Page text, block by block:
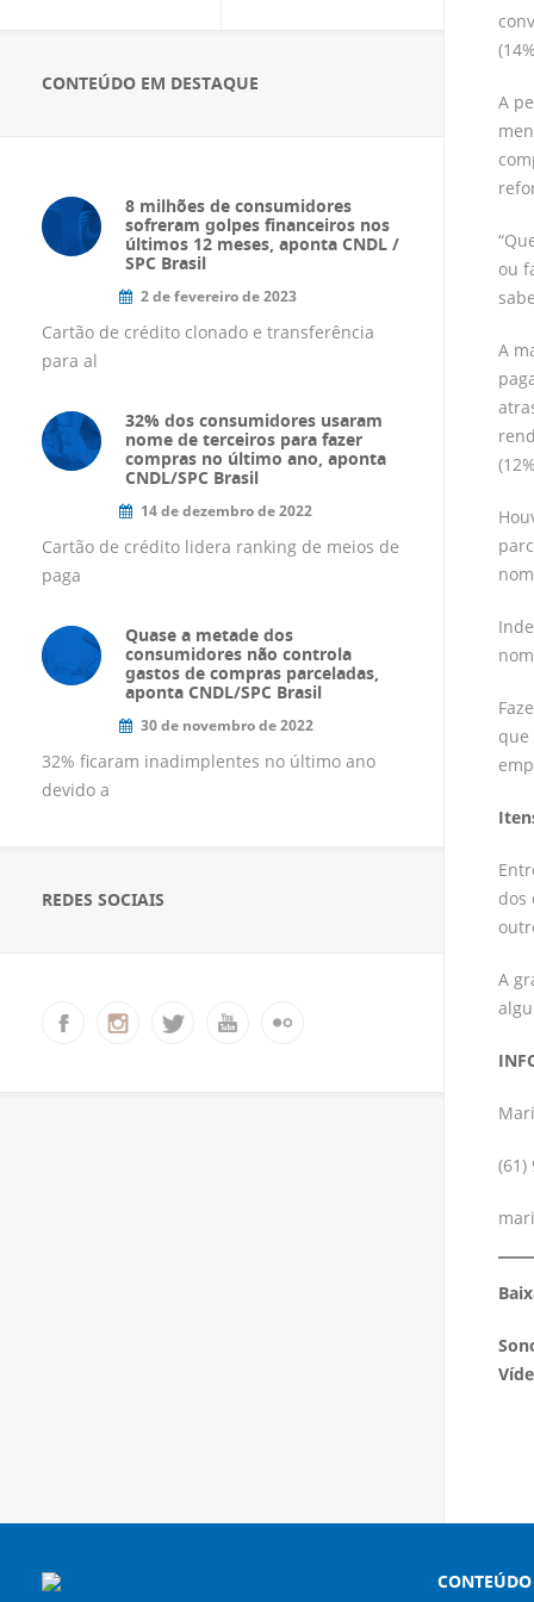
CONTEÚDO EM DESTAQUE
8 milhões de consumidores
sofreram golpes financeiros nos
últimos 12 meses, aponta CNDL /
SPC Brasil
2 de fevereiro de 2023
Cartão de crédito clonado e transferência
para al
32% dos consumidores usaram
nome de terceiros para fazer
compras no último ano, aponta
CNDL/SPC Brasil
14 de dezembro de 2022
Cartão de crédito lidera ranking de meios de
paga
Quase a metade dos
consumidores não controla
gastos de compras parceladas,
aponta CNDL/SPC Brasil
30 de novembro de 2022
32% ficaram inadimplentes no último ano
devido a
REDES SOCIAIS
A
ou
A
que
dos
A
(61)
CONTEÚDO